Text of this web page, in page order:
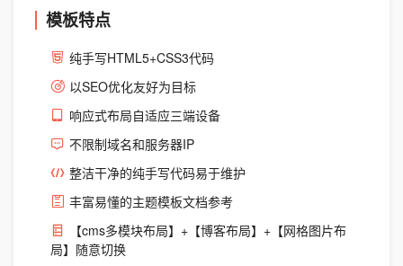
模板特点
纯手写HTML5+CSS3代码
以SEO优化友好为目标
响应式布局自适应三端设备
不限制域名和服务器IP
整洁干净的纯手写代码易于维护
丰富易懂的主题模板文档参考
【cms多模块布局】+【博客布局】+【网格图片布
局】随意切换